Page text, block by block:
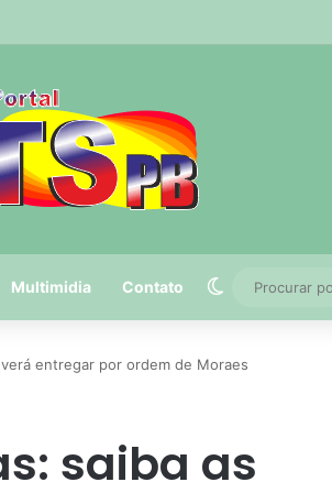
quadra da Mega-Sena
Multimidia Contato Switch skin
entregar por ordem de Moraes
saiba as